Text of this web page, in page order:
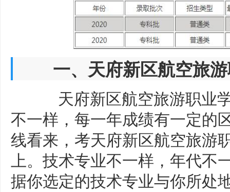
一、天府新区航空旅游
天府新区航空旅游职业
不一样，每一年成绩有一定的
线看来，考天府新区航空旅游
上。技术专业不一样，年代不
据你选定的技术专业与你所处